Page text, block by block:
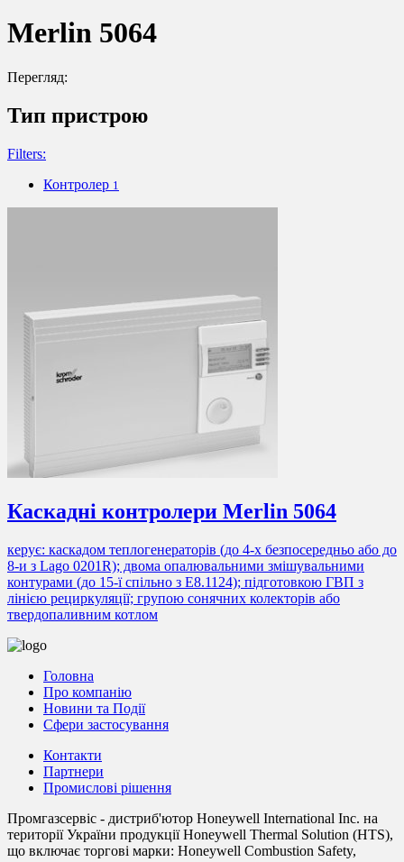
Merlin 5064
Перегляд:
Тип пристрою
Filters:
Контролер 1
Каскадні контролери Merlin 5064
керує: каскадом теплогенераторів (до 4-х безпосередньо або до
8-и з Lago 0201R); двома опалювальними змішувальними
контурами (до 15-ї спільно з Е8.1124); підготовкою ГВП з
лінією рециркуляції; групою сонячних колекторів або
твердопаливним котлом
Головна
Про компанію
Новини та Події
Сфери застосування
Контакти
Партнери
Промислові рішення
Промгазсервіс - дистриб'ютор Honeywell International Inc. на
території України продукції Honeywell Thermal Solution (HTS),
що включає торгові марки: Honeywell Combustion Safety,